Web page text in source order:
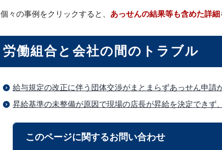
個々の事例をクリックすると、 あっせんの結果等も含めた詳細
労働組合と会社の間のトラブル
給与規定の改正に伴う団体交渉がまとまらずあっせん申請
昇給基準の未整備が原因で現場の店長が昇給を決定できず
このページに関するお問い合わせ